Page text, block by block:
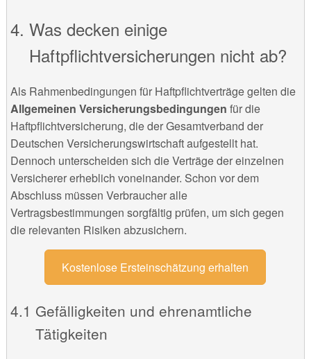
Was decken einige
Haftpflichtversicherungen nicht ab?
Als Rahmenbedingungen für Haftpflichtverträge gelten die
Allgemeinen Versicherungsbedingungen für die
Haftpflichtversicherung, die der Gesamtverband der
Deutschen Versicherungswirtschaft aufgestellt hat.
Dennoch unterscheiden sich die Verträge der einzelnen
Versicherer erheblich voneinander. Schon vor dem
Abschluss müssen Verbraucher alle
Vertragsbestimmungen sorgfältig prüfen, um sich gegen
die relevanten Risiken abzusichern.
Kostenlose Ersteinschätzung erhalten
Gefälligkeiten und ehrenamtliche
Tätigkeiten